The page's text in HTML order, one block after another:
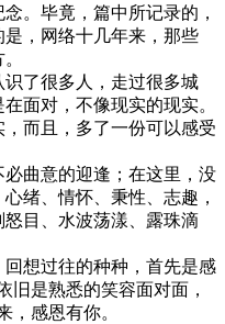
毕竟，篇中所记录的，
，网络十几年来，那些
了很多人，走过很多城
面对，不像现实的现实。
而且，多了一份可以感受
曲意的迎逢；在这里，没
绪、情怀、秉性、志趣，
目、水波荡漾、露珠滴
想过往的种种，首先是感
旧是熟悉的笑容面对面，
，感恩有你。